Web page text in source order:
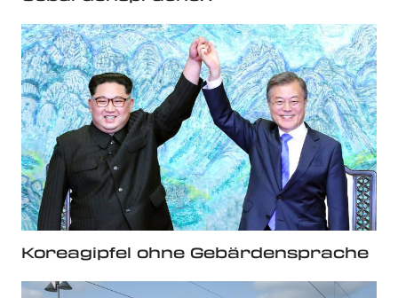
Koreagipfel ohne Gebärdensprache